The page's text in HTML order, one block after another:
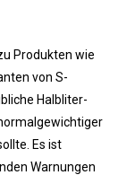
Produkten wie
von S-
Halbliter-
Es ist
Warnungen